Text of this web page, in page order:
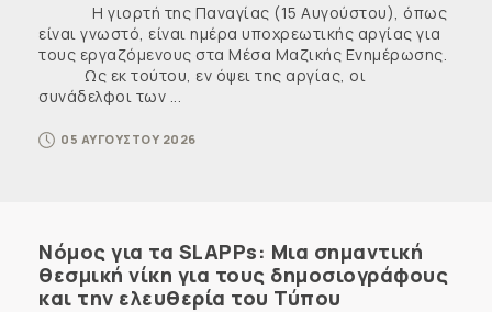
Η γιορτή της Παναγίας (15 Αυγούστου), όπως
είναι γνωστό, είναι ημέρα υποχρεωτικής αργίας για
τους εργαζόμενους στα Μέσα Μαζικής Ενημέρωσης.
Ως εκ τούτου, εν όψει της αργίας, οι
συνάδελφοι των ...
05 ΑΥΓΟΥΣΤΟΥ 2026
Νόμος για τα SLAPPs: Μια σημαντική
θεσμική νίκη για τους δημοσιογράφους
και την ελευθερία του Τύπου